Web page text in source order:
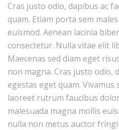
Cras justo odio, dapibus ac
quam. Etiam porta sem
euismod. Aenean lacinia
consectetur. Nulla vitae elit
Maecenas sed diam eget
non magna. Cras justo odio,
egestas eget quam. Vivamus
laoreet rutrum faucibus
malesuada magna mollis
nulla non metus auctor